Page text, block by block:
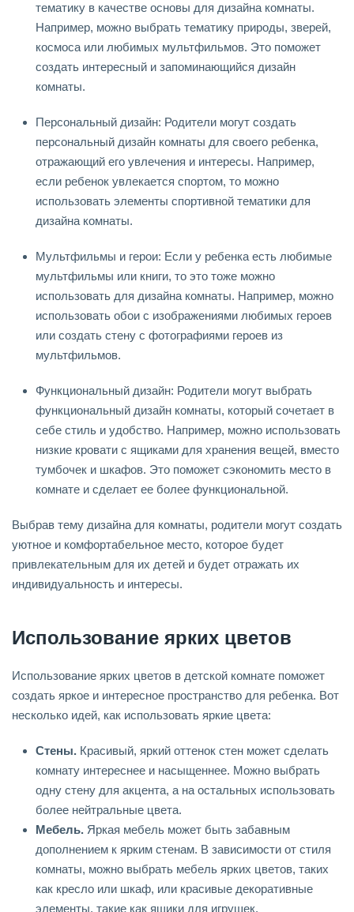
тематику в качестве основы для дизайна комнаты.
Например, можно выбрать тематику природы, зверей,
космоса или любимых мультфильмов. Это поможет
создать интересный и запоминающийся дизайн
комнаты.
Персональный дизайн: Родители могут создать
персональный дизайн комнаты для своего ребенка,
отражающий его увлечения и интересы. Например,
если ребенок увлекается спортом, то можно
использовать элементы спортивной тематики для
дизайна комнаты.
Мультфильмы и герои: Если у ребенка есть любимые
мультфильмы или книги, то это тоже можно
использовать для дизайна комнаты. Например, можно
использовать обои с изображениями любимых героев
или создать стену с фотографиями героев из
мультфильмов.
Функциональный дизайн: Родители могут выбрать
функциональный дизайн комнаты, который сочетает в
себе стиль и удобство. Например, можно использовать
низкие кровати с ящиками для хранения вещей, вместо
тумбочек и шкафов. Это поможет сэкономить место в
комнате и сделает ее более функциональной.
Выбрав тему дизайна для комнаты, родители могут создать
уютное и комфортабельное место, которое будет
привлекательным для их детей и будет отражать их
индивидуальность и интересы.
Использование ярких цветов
Использование ярких цветов в детской комнате поможет
создать яркое и интересное пространство для ребенка. Вот
несколько идей, как использовать яркие цвета:
Стены. Красивый, яркий оттенок стен может сделать
комнату интереснее и насыщеннее. Можно выбрать
одну стену для акцента, а на остальных использовать
более нейтральные цвета.
Мебель. Яркая мебель может быть забавным
дополнением к ярким стенам. В зависимости от стиля
комнаты, можно выбрать мебель ярких цветов, таких
как кресло или шкаф, или красивые декоративные
элементы, такие как ящики для игрушек.